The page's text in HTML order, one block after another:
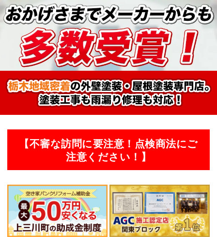
【不審な訪問に要注意！点検商法にご
注意ください！】